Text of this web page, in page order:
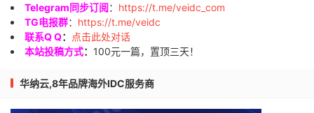
Telegram同步订阅： https://t.me/veidc_com
TG电报群： https://t.me/veidc
联系Q Q：
点击此处对话
本站投稿方式： 100元一篇，置顶三天！
华纳云,8年品牌海外IDC服务商